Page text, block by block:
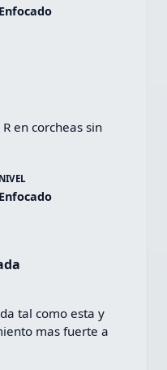
Enfocado
en corcheas sin
NIVEL
Enfocado
tal como esta y
mas fuerte a